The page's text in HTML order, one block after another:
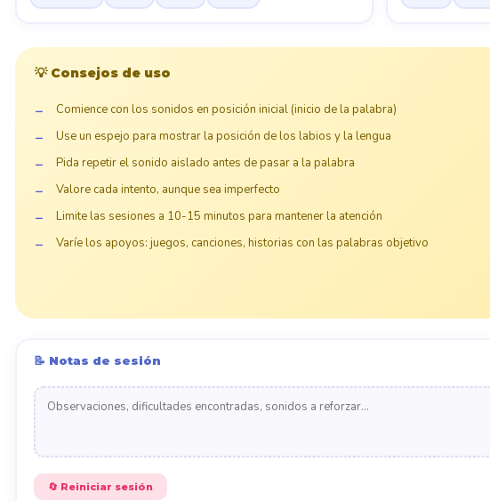
💡 Consejos de uso
Comience con los sonidos en posición inicial (inicio de la palabra)
Use un espejo para mostrar la posición de los labios y la lengua
Pida repetir el sonido aislado antes de pasar a la palabra
Valore cada intento, aunque sea imperfecto
Limite las sesiones a 10-15 minutos para mantener la atención
Varíe los apoyos: juegos, canciones, historias con las palabras objetivo
📝 Notas de sesión
🔄 Reiniciar sesión